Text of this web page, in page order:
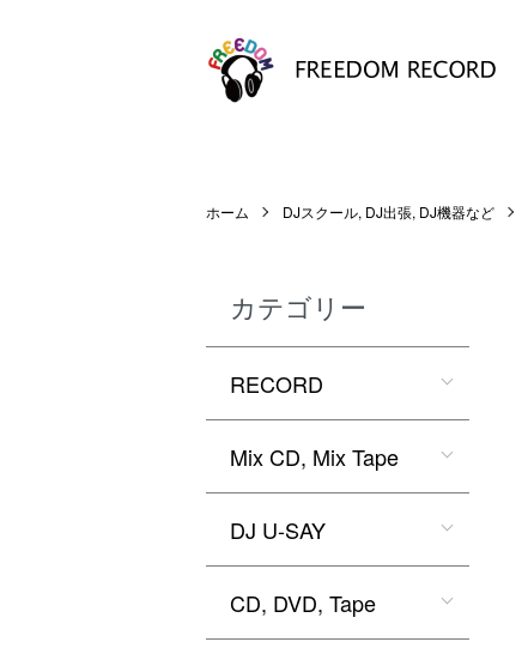
ホーム DJスクール, DJ出張, DJ機器など
カテゴリー
RECORD
Mix CD, Mix Tape
DJ U-SAY
CD, DVD, Tape